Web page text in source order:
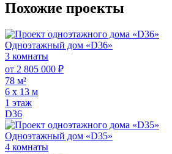
Похожие проекты
Одноэтажный дом «D36»
3 комнаты
от 2 805 000 ₽
78 м²
6 х 13 м
1 этаж
D36
Одноэтажный дом «D35»
4 комнаты